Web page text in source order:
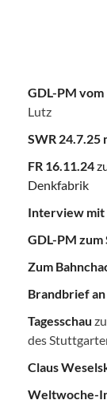
GDL-PM vom
Lutz
SWR 24.7.25
FR 16.11.24
Denkfabrik
Interview mit
GDL-PM
Zum
Brandbrief
Tagesschau
des
Claus
Weltwoche-